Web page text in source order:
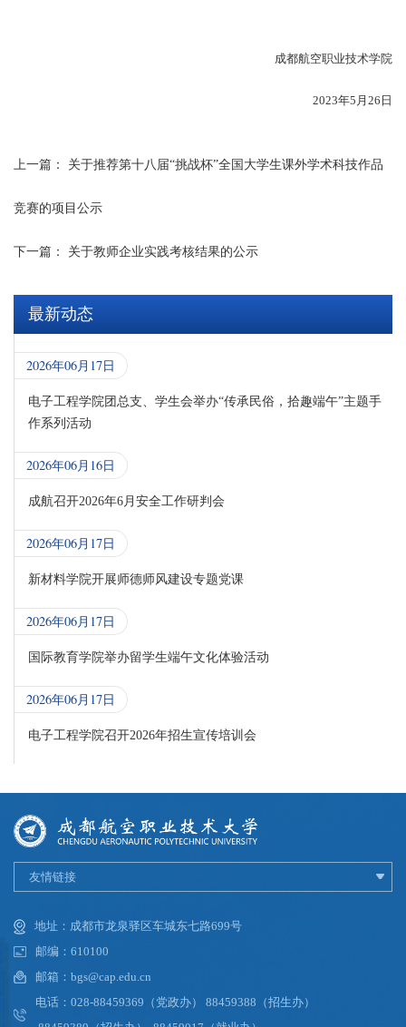
成都航空职业技术学院
2023年5月26日
上一篇： 关于推荐第十八届“挑战杯”全国大学生课外学术科技作品
竞赛的项目公示
下一篇： 关于教师企业实践考核结果的公示
最新动态
2026年06月17日
电子工程学院团总支、学生会举办“传承民俗，拾趣端午”主题手
作系列活动
2026年06月16日
成航召开2026年6月安全工作研判会
2026年06月17日
新材料学院开展师德师风建设专题党课
2026年06月17日
国际教育学院举办留学生端午文化体验活动
2026年06月17日
电子工程学院召开2026年招生宣传培训会
友情链接
地址：成都市龙泉驿区车城东七路699号
邮编：610100
邮箱：bgs@cap.edu.cn
电话：028-88459369（党政办） 88459388（招生办）